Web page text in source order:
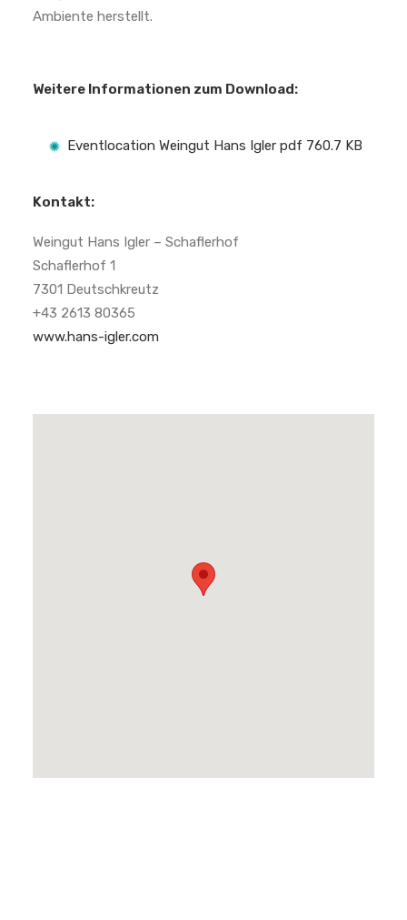
Ambiente herstellt.
Weitere Informationen zum Download:
Eventlocation Weingut Hans Igler pdf 760.7 KB
Kontakt:
Weingut Hans Igler – Schaflerhof
Schaflerhof 1
7301 Deutschkreutz
+43 2613 80365
www.hans-igler.com